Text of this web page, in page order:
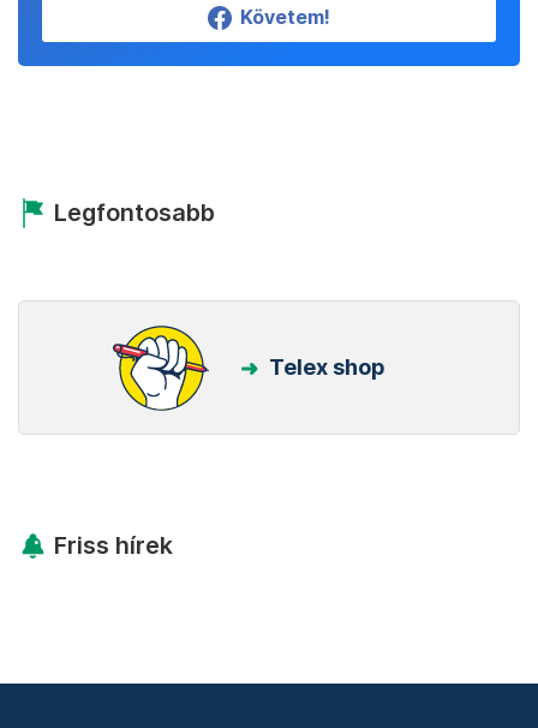
Követem!
Legfontosabb
Telex shop
Friss hírek